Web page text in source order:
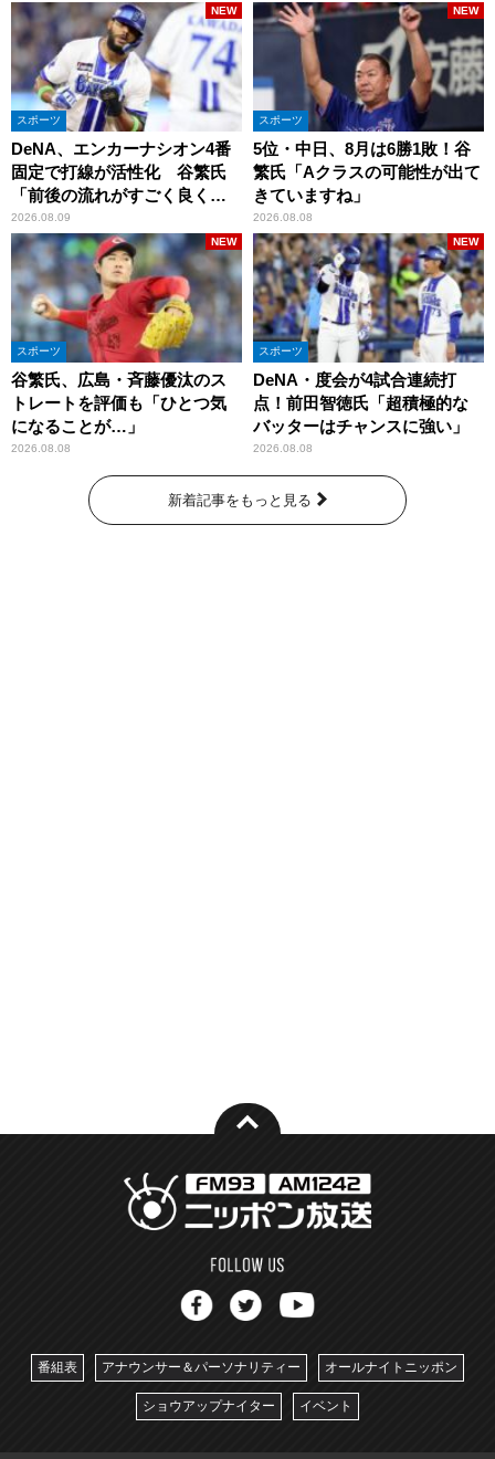
スポーツ
DeNA、エンカーナシオン4番
固定で打線が活性化 谷繁氏
「前後の流れがすごく良くな
りましたね」
2026.08.09
NEW
スポーツ
5位・中日、8月は6勝1敗！谷
繁氏「Aクラスの可能性が出て
きていますね」
2026.08.08
NEW
スポーツ
谷繁氏、広島・斉藤優汰のス
トレートを評価も「ひとつ気
になることが…」
2026.08.08
NEW
スポーツ
DeNA・度会が4試合連続打
点！前田智徳氏「超積極的な
バッターはチャンスに強い」
2026.08.08
NEW
新着記事をもっと見る
番組表 アナウンサー＆パーソナリティー オールナイトニッポン
ショウアップナイター イベント